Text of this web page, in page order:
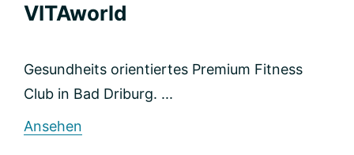
VITAworld
Gesundheits orientiertes Premium Fitness
Club in Bad Driburg. ...
Ansehen